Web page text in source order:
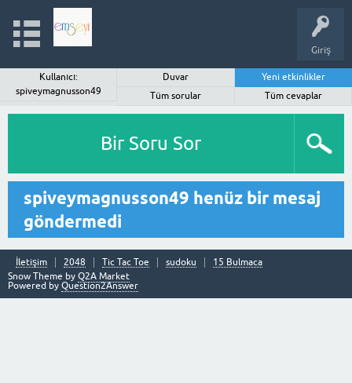
Giriş
Kullanıcı:
spiveymagnusson49
Duvar
Yeni etkinlikler
Tüm sorular
Tüm cevaplar
Bir Soru Sor
spiveymagnusson49 henüz bir mesaj
göndermedi
İletişim 2048 Tic Tac Toe sudoku
15 Bulmaca
Snow Theme by Q2A Market
Powered by Question2Answer